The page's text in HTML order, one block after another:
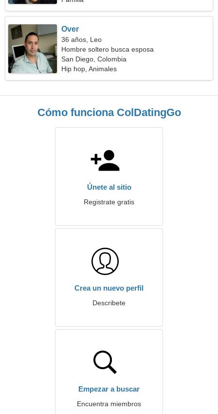
Over
36 años, Leo
Hombre soltero busca esposa
San Diego, Colombia
Hip hop, Animales
Cómo funciona ColDatingGo
Únete al sitio
Registrate gratis
Crea un nuevo perfil
Describete
Empezar a buscar
Encuentra miembros